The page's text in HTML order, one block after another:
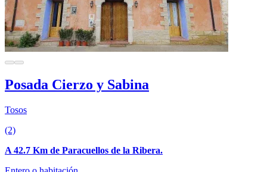
Posada Cierzo y Sabina
Tosos
(2)
A 42.7 Km de Paracuellos de la Ribera.